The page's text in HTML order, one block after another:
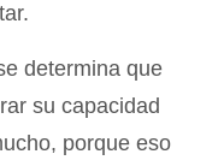
determina que
su capacidad
porque eso